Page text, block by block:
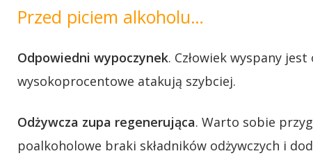
Przed piciem alkoholu…
Odpowiedni wypoczynek. Człowiek wyspany
wysokoprocentowe atakują szybciej.
Odżywcza zupa regenerująca. Warto sobie
poalkoholowe braki składników odżywczych i